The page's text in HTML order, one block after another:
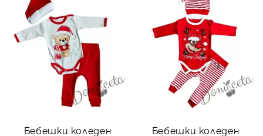
Бебешки коледен
Бебешки коледен